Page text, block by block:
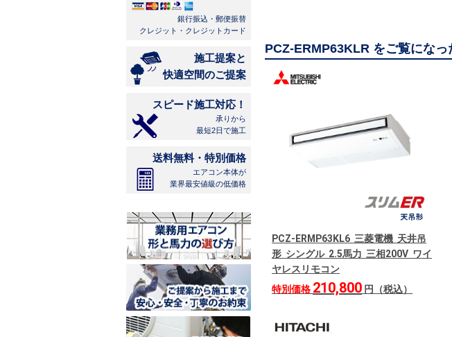
銀行振込・郵便振替
クレジット・クレジットカード
施工提案と
快適空間のご提案
スピード施工対応！
承りから
最短2日で施工
送料無料・特別価格
エアコン本体が
業界最安値級の低価格
PCZ-ERMP63KLR をご覧にな
PCZ-ERMP63KL6 三菱電機 天井吊
形 シングル 2.5馬力 三相200V ワイ
ヤレスリモコン
特別価格 210,800 円（税込）